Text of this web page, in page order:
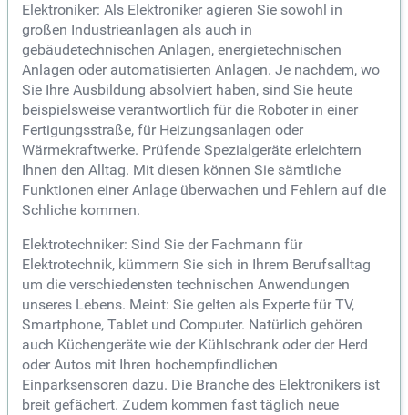
Elektroniker: Als Elektroniker agieren Sie sowohl in
großen Industrieanlagen als auch in
gebäudetechnischen Anlagen, energietechnischen
Anlagen oder automatisierten Anlagen. Je nachdem, wo
Sie Ihre Ausbildung absolviert haben, sind Sie heute
beispielsweise verantwortlich für die Roboter in einer
Fertigungsstraße, für Heizungsanlagen oder
Wärmekraftwerke. Prüfende Spezialgeräte erleichtern
Ihnen den Alltag. Mit diesen können Sie sämtliche
Funktionen einer Anlage überwachen und Fehlern auf die
Schliche kommen.
Elektrotechniker: Sind Sie der Fachmann für
Elektrotechnik, kümmern Sie sich in Ihrem Berufsalltag
um die verschiedensten technischen Anwendungen
unseres Lebens. Meint: Sie gelten als Experte für TV,
Smartphone, Tablet und Computer. Natürlich gehören
auch Küchengeräte wie der Kühlschrank oder der Herd
oder Autos mit Ihren hochempfindlichen
Einparksensoren dazu. Die Branche des Elektronikers ist
breit gefächert. Zudem kommen fast täglich neue